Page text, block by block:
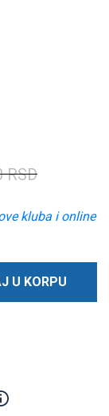
RSD
kluba i online
U KORPU